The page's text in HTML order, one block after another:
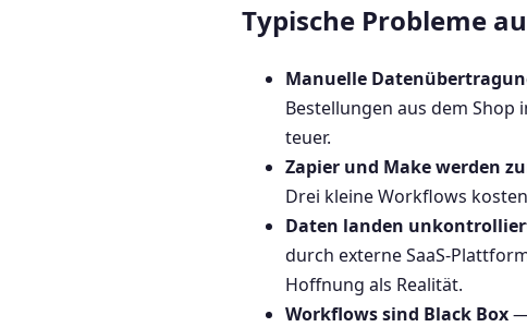
Typische Probleme
Manuelle
Bestellungen aus dem Shop
teuer.
Zapier und Make werden
Drei kleine Workflows
Daten landen
durch externe SaaS-
Hoffnung als Realität.
Workflows sind Black Box